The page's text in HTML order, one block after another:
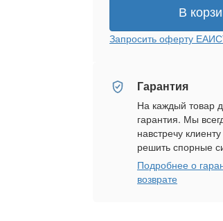
В
Запросить оферту
Гарантия
На каждый товар
гарантия. Мы
навстречу
решить спорные
Подробнее о
возврате